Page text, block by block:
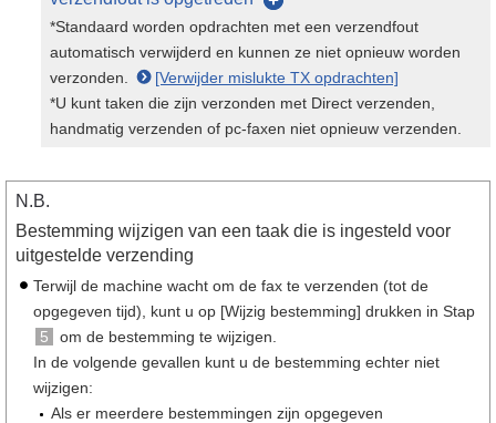
*Standaard worden opdrachten met een verzendfout
automatisch verwijderd en kunnen ze niet opnieuw worden
verzonden.
[Verwijder mislukte TX opdrachten]
*U kunt taken die zijn verzonden met Direct verzenden,
handmatig verzenden of pc-faxen niet opnieuw verzenden.
N.B.
Bestemming wijzigen van een taak die is ingesteld voor
uitgestelde verzending
Terwijl de machine wacht om de fax te verzenden (tot de
opgegeven tijd), kunt u op [Wijzig bestemming] drukken in Stap
5
om de bestemming te wijzigen.
In de volgende gevallen kunt u de bestemming echter niet
wijzigen:
Als er meerdere bestemmingen zijn opgegeven